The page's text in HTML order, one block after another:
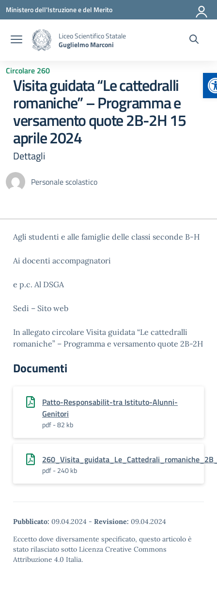
Vai ai contenuti
Vai al menu di navigazione
Vai al footer
Ministero dell'Istruzione e del Merito
Liceo Scientifico Statale
Guglielmo Marconi
Circolare 260
Visita guidata “Le cattedralli
romaniche” – Programma e
versamento quote 2B-2H 15
aprile 2024
Dettagli
Personale scolastico
Agli studenti e alle famiglie delle classi seconde B-H
Ai docenti accompagnatori
e p.c. Al DSGA
Sedi – Sito web
In allegato circolare Visita guidata “Le cattedralli
romaniche” – Programma e versamento quote 2B-2H
Documenti
Patto-Responsabilit-tra Istituto-Alunni-
Genitori
pdf - 82 kb
pdf - 240 kb
Pubblicato: 09.04.2024 - Revisione: 09.04.2024
Eccetto dove diversamente specificato, questo articolo è
stato rilasciato sotto Licenza Creative Commons
Attribuzione 4.0 Italia.